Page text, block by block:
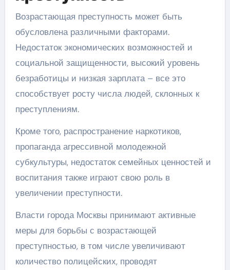
Возрастающая преступность может быть
обусловлена различными факторами.
Недостаток экономических возможностей и
социальной защищенности, высокий уровень
безработицы и низкая зарплата – все это
способствует росту числа людей, склонных к
преступлениям.
Кроме того, распространение наркотиков,
пропаганда агрессивной молодежной
субкультуры, недостаток семейных ценностей и
воспитания также играют свою роль в
увеличении преступности.
Власти города Москвы принимают активные
меры для борьбы с возрастающей
преступностью, в том числе увеличивают
количество полицейских, проводят